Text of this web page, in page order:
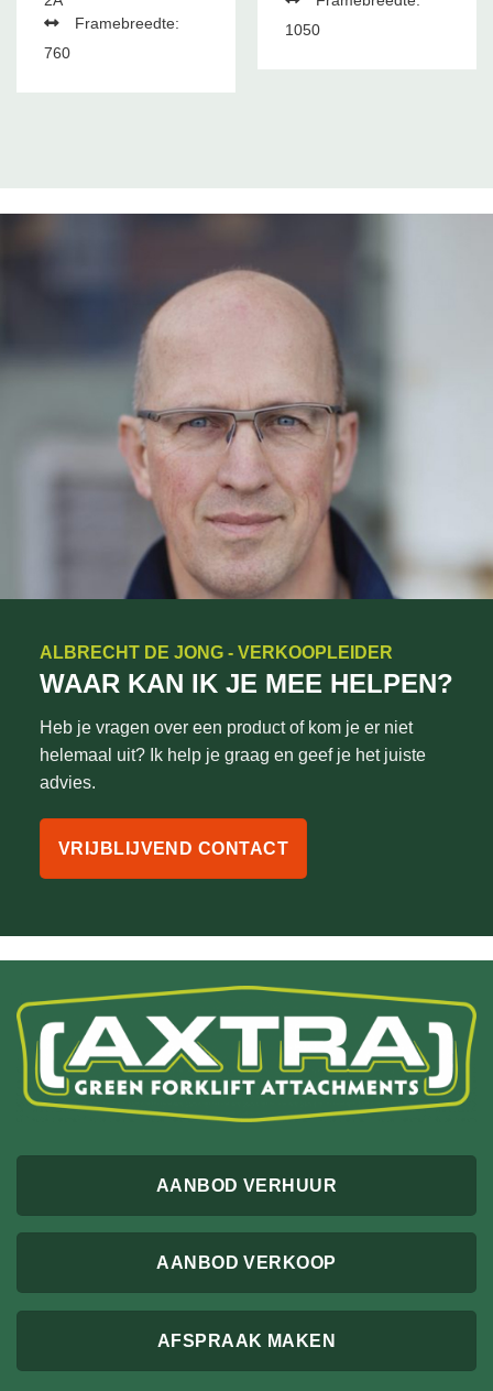
Framebreedte:
760
1050
ALBRECHT DE JONG - VERKOOPLEIDER
WAAR KAN IK JE MEE HELPEN?
Heb je vragen over een product of kom je er niet
helemaal uit? Ik help je graag en geef je het juiste
advies.
VRIJBLIJVEND CONTACT
AANBOD VERHUUR
AANBOD VERKOOP
AFSPRAAK MAKEN